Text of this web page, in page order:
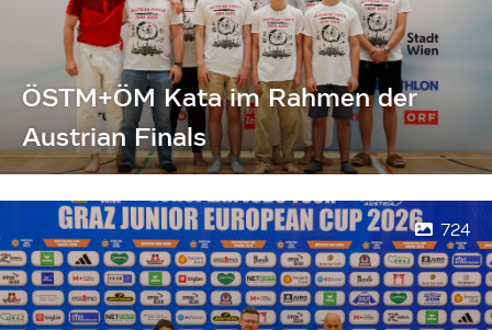
ÖSTM+ÖM Kata im Rahmen der
Austrian Finals
724